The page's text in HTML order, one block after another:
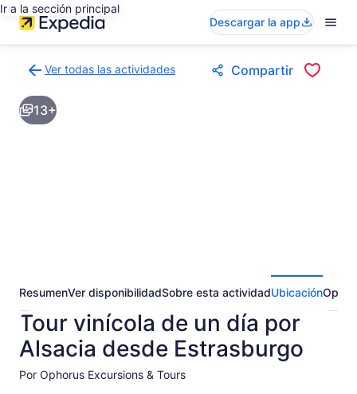
Ir a la sección principal
Descargar la app
Ver todas las actividades
a
la
página
Compartir
13+
ResumenVer disponibilidadSobre esta actividadUbicación
Tour vinícola de un día por
Alsacia desde Estrasburgo
Por Ophorus Excursions & Tours